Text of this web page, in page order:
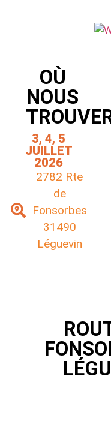
OÙ
NOUS
3, 4, 5
JUILLET
2026
2782 Rte
de
Fonsorbes
31490
Léguevin